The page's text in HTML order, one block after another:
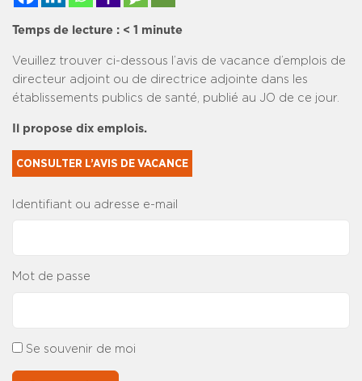
Temps de lecture : < 1 minute
Veuillez trouver ci-dessous l’avis de vacance d’emplois de
directeur adjoint ou de directrice adjointe dans les
établissements publics de santé, publié au JO de ce jour.
Il propose dix emplois.
CONSULTER L’AVIS DE VACANCE
Identifiant ou adresse e-mail
Mot de passe
Se souvenir de moi